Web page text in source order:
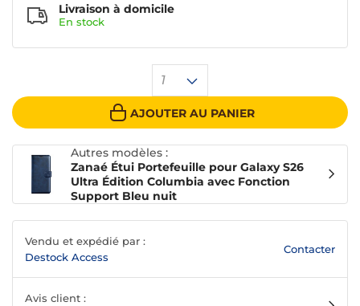
1
AJOUTER AU PANIER
Livraison à domicile
En stock
Autres modèles :
Zanaé Étui Portefeuille pour Galaxy S26
Ultra Édition Columbia avec Fonction
Support Bleu nuit
Vendu et expédié par :
Destock Access
Contacter
Avis client :